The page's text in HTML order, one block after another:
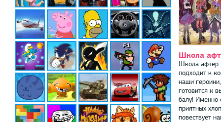
Школа
Школа афтер
подходит к
наши
готовится к
балу! Именно
приятных
повествует